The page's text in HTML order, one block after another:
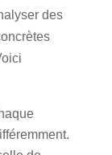
des